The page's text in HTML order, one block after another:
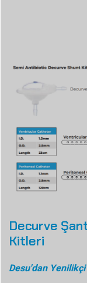
Decurve
Kitleri
Desu'dan